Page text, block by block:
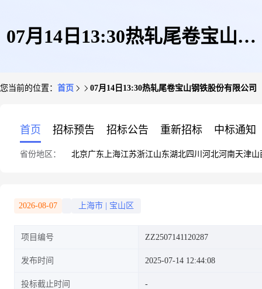
07月14日13:30热轧尾卷宝山钢
您当前的位置： 首页 07月14日13:30热轧尾卷宝山钢铁股份有限公司
首页 招标预告 招标公告 重新招标 中标通知
省份地区： 北京广东 上海江苏浙江山东湖北四川 河北河南天津山
2026-08-07 上海市 宝山区
项目编号 ZZ2507141120287
发布时间 2025-07-14 12:44:08
投标截止时间